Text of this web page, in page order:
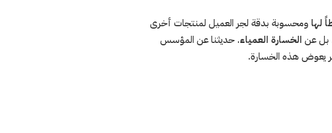
لها ومحسوبة بدقة لجر العميل لمنتجات أخرى
بل عن الخسارة العمياء. حديثنا عن المؤسس
يعوض هذه الخسارة.